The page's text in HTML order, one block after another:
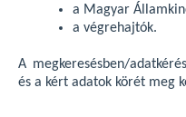
a Magyar
a végrehajtók.
A megkeresésben/
és a kért adatok körét meg